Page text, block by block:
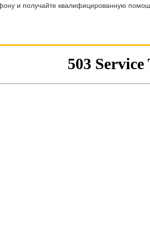
и получайте квалифицированную